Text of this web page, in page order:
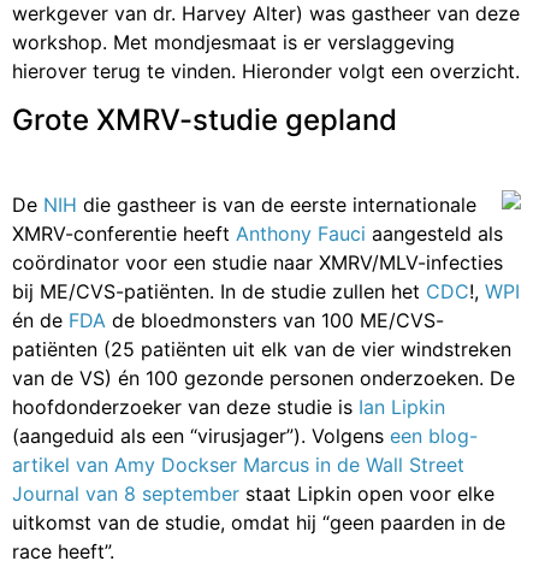
werkgever van dr. Harvey Alter) was gastheer van deze
workshop. Met mondjesmaat is er verslaggeving
hierover terug te vinden. Hieronder volgt een overzicht.
Grote XMRV-studie gepland
De NIH die gastheer is van de eerste internationale
XMRV-conferentie heeft Anthony Fauci aangesteld als
coördinator voor een studie naar XMRV/MLV-infecties
bij ME/CVS-patiënten. In de studie zullen het CDC!, WPI
én de FDA de bloedmonsters van 100 ME/CVS-
patiënten (25 patiënten uit elk van de vier windstreken
van de VS) én 100 gezonde personen onderzoeken. De
hoofdonderzoeker van deze studie is Ian Lipkin
(aangeduid als een “virusjager”). Volgens een blog-
artikel van Amy Dockser Marcus in de Wall Street
Journal van 8 september staat Lipkin open voor elke
uitkomst van de studie, omdat hij “geen paarden in de
race heeft”.